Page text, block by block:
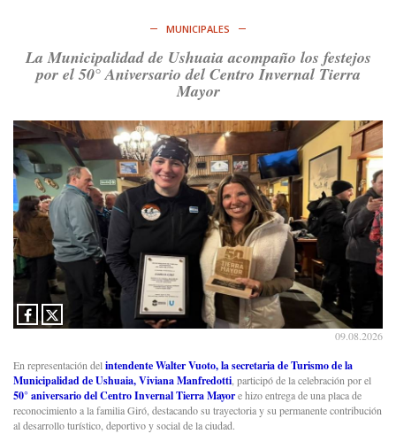
MUNICIPALES
La Municipalidad de Ushuaia acompaño los festejos
por el 50° Aniversario del Centro Invernal Tierra
Mayor
09.08.2026
En representación delintendente Walter Vuoto, la secretaria de Turismo de la
Municipalidad de Ushuaia, Viviana Manfredotti, participó de la celebración por el
50° aniversario delCentro Invernal Tierra Mayore hizo entrega de una placa de
reconocimiento a la familia Giró, destacando su trayectoria y su permanente contribución
al desarrollo turístico, deportivo y social de la ciudad.